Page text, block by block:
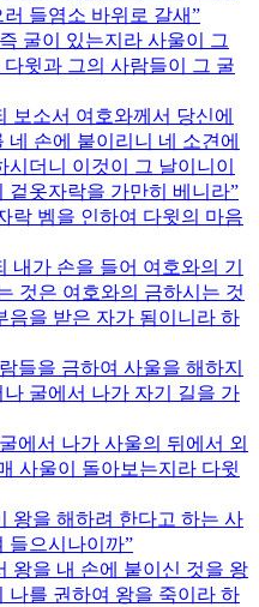
들염소 바위로 갈새
굴이 있는지라 사울이 그
윗과 그의 사람들이 그 굴
보소서 여호와께서 당신에
손에 붙이리니 네 소견에
더니 이것이 그 날이니이
겉옷자락을 가만히 베니라
락 벰을 인하여 다윗의 마음
내가 손을 들어 여호와의 기
것은 여호와의 금하시는 것
음을 받은 자가 됨이니라 하
들을 금하여 사울을 해하지
굴에서 나가 자기 길을 가
에서 나가 사울의 뒤에서 외
사울이 돌아보는지라 다윗
왕을 해하려 한다고 하는 사
들으시나이까
왕을 내 손에 붙이신 것을 왕
나를 권하여 왕을 죽이라 하